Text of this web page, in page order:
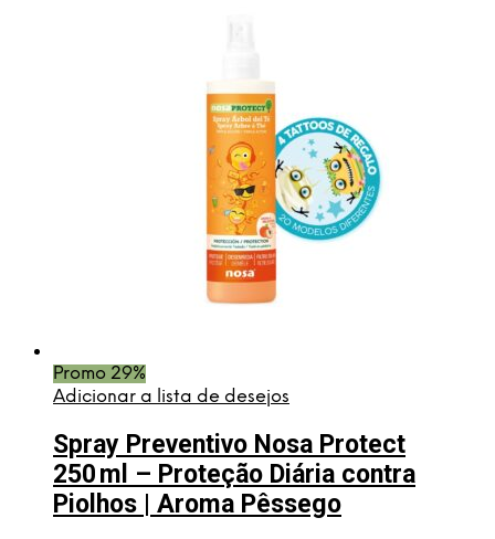
Promo 29%
Adicionar a lista de desejos
Spray Preventivo Nosa Protect
250 ml – Proteção Diária contra
Piolhos | Aroma Pêssego